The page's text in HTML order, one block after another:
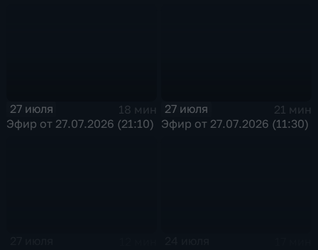
27 июля
18 мин
Эфир от 27.07.2026 (21:10)
27 июля
21 мин
Эфир от 27.07.2026 (11:30)